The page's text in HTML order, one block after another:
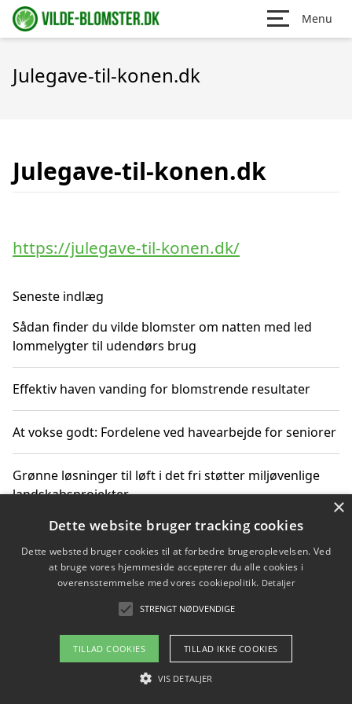
Menu
Julegave-til-konen.dk
Julegave-til-konen.dk
https://julegave-til-konen.dk/
Seneste indlæg
Sådan finder du vilde blomster om natten med led
lommelygter til udendørs brug
Effektiv haven vanding for blomstrende resultater
At vokse godt: Fordelene ved havearbejde for seniorer
Grønne løsninger til løft i det fri støtter miljøvenlige
landskabsprojekter
Gør haven til et frirum for familien og naturen
Copyright 2026 - Pilanto Aps
Om / kontakt
Blog Betingelser
×
Dette website bruger tracking cookies
Dette websted bruger cookies til at forbedre brugeroplevelsen. Ved
at bruge vores hjemmeside accepterer du alle cookies i
overensstemmelse med vores cookiepolitik. Detaljer
STRENGT NØDVENDIGE
TILLAD COOKIES TILLAD IKKE COOKIES
VIS DETALJER